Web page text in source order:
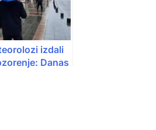
izdali
Danas